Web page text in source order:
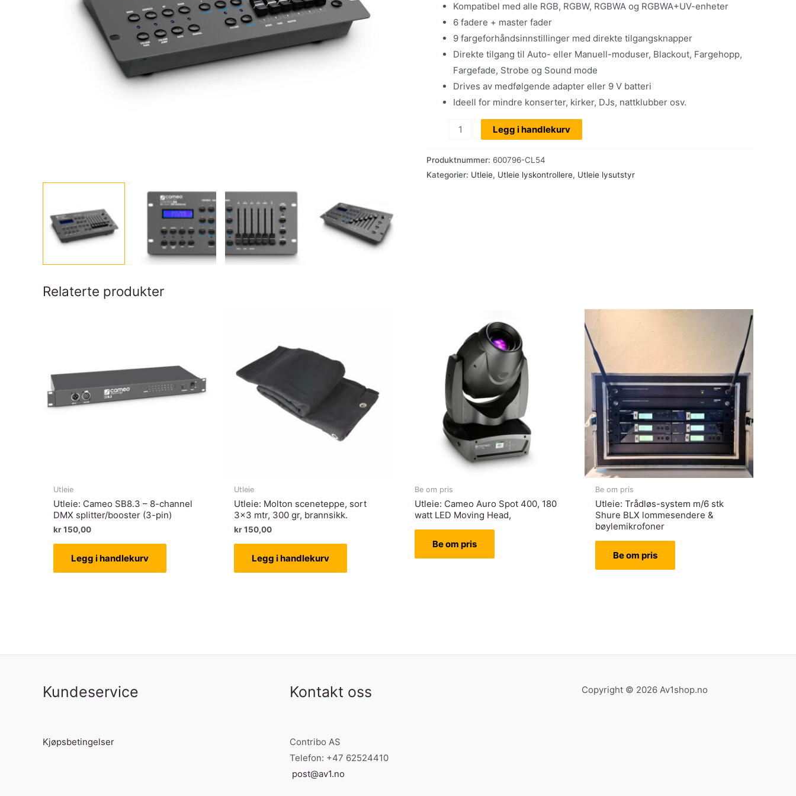
Kompatibel med alle RGB, RGBW, RGBWA og RGBWA+UV-enheter
6 fadere + master fader
9 fargeforhåndsinnstillinger med direkte tilgangsknapper
Direkte tilgang til Auto- eller Manuell-moduser, Blackout, Fargehopp,
Fargefade, Strobe og Sound mode
Drives av medfølgende adapter eller 9 V batteri
Ideell for mindre konserter, kirker, DJs, nattklubber osv.
Control
54,
Legg i handlekurv
Produktnummer: 600796-CL54
Kategorier: Utleie, Utleie lyskontrollere, Utleie lysutstyr
Relaterte produkter
Utleie
Utleie: Cameo SB8.3 – 8-channel
DMX splitter/booster (3-pin)
kr150,00
Legg i handlekurv
Utleie
Utleie: Molton sceneteppe, sort
3×3 mtr, 300 gr, brannsikk.
kr150,00
Legg i handlekurv
Be om pris
Utleie: Cameo Auro Spot 400, 180
watt LED Moving Head,
Be om pris
Be om pris
Utleie: Trådløs-system m/6 stk
Shure BLX lommesendere &
bøylemikrofoner
Be om pris
Kundeservice
Kjøpsbetingelser
Kontakt oss
Contribo AS
Telefon: +47 62524410
post@av1.no
Copyright © 2026 Av1shop.no